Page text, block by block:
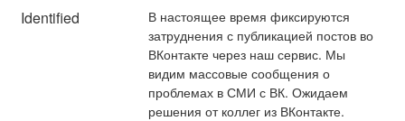
Identified
В настоящее время фиксируются
затруднения с публикацией постов во
ВКонтакте через наш сервис. Мы
видим массовые сообщения о
проблемах в СМИ с ВК. Ожидаем
решения от коллег из ВКонтакте.